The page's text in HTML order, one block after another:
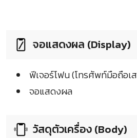
จอแสดงผล (Display)
ฟีเจอร์โฟน (โทรศัพท์มือถือเ
จอแสดงผล
วัสดุตัวเครื่อง (Body)